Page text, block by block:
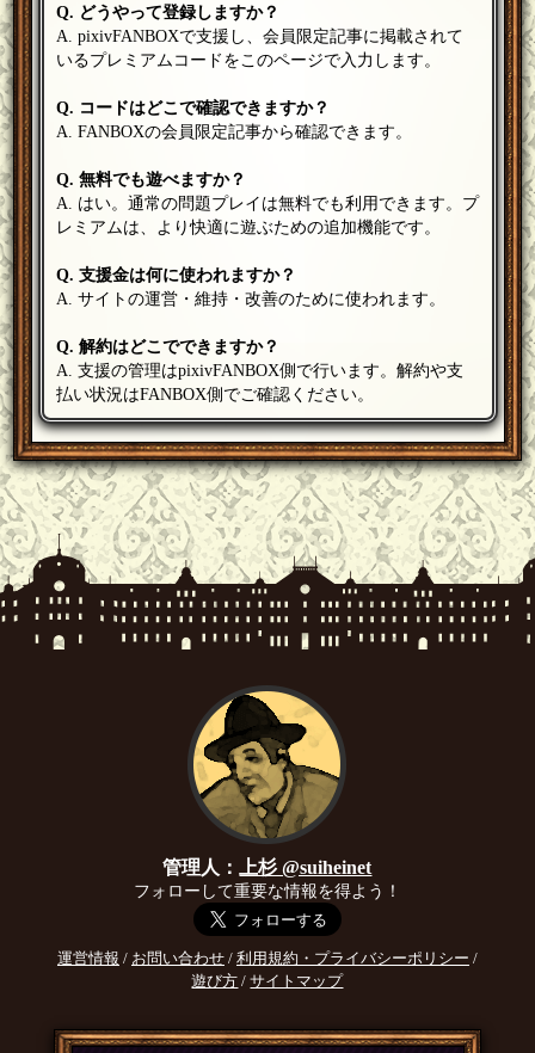
Q. どうやって登録しますか？
A. pixivFANBOXで支援し、会員限定記事に掲載されて
いるプレミアムコードをこのページで入力します。
Q. コードはどこで確認できますか？
A. FANBOXの会員限定記事から確認できます。
Q. 無料でも遊べますか？
A. はい。通常の問題プレイは無料でも利用できます。プ
レミアムは、より快適に遊ぶための追加機能です。
Q. 支援金は何に使われますか？
A. サイトの運営・維持・改善のために使われます。
Q. 解約はどこでできますか？
A. 支援の管理はpixivFANBOX側で行います。解約や支
払い状況はFANBOX側でご確認ください。
管理人：上杉 @suiheinet
フォローして重要な情報を得よう！
運営情報 / お問い合わせ/ 利用規約・プライバシーポリシー /
遊び方 /サイトマップ